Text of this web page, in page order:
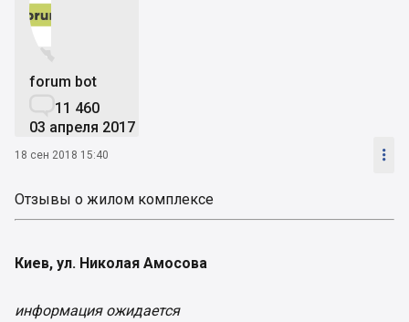


forum bot
11 460
03 апреля 2017
18 сен 2018 15:40 
Отзывы о жилом комплексе
Киев, ул. Николая Амосова
информация ожидается